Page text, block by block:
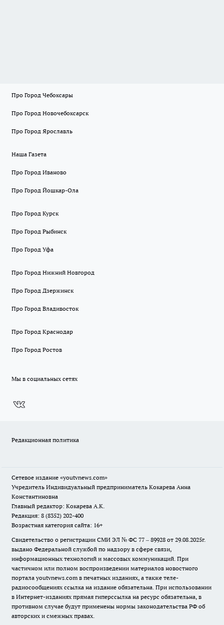
Про Город Чебоксары
Про Город Новочебоксарск
Про Город Ярославль
Наша Газета
Про Город Иваново
Про Город Йошкар-Ола
Про Город Курск
Про Город Рыбинск
Про Город Уфа
Про Город Нижний Новгород
Про Город Дзержинск
Про Город Владивосток
Про Город Краснодар
Про Город Ростов
Мы в социальных сетях
Редакционная политика
Сетевое издание «youtvnews.com»
Учредитель Индивидуальный предприниматель Кокарева Анна
Константиновна
Главный редактор: Кокарева А.К.
Редакция: 8 (8352) 202-400
Возрастная категория сайта: 16+
Свидетельство о регистрации СМИ ЭЛ № ФС 77 – 89928 от 29.08.2025г.
выдано Федеральной службой по надзору в сфере связи,
информационных технологий и массовых коммуникаций. При
частичном или полном воспроизведении материалов новостного
портала youtvnews.com в печатных изданиях, а также теле-
радиосообщениях ссылка на издание обязательна. При использовании
в Интернет-изданиях прямая гиперссылка на ресурс обязательна, в
противном случае будут применены нормы законодательства РФ об
авторских и смежных правах.